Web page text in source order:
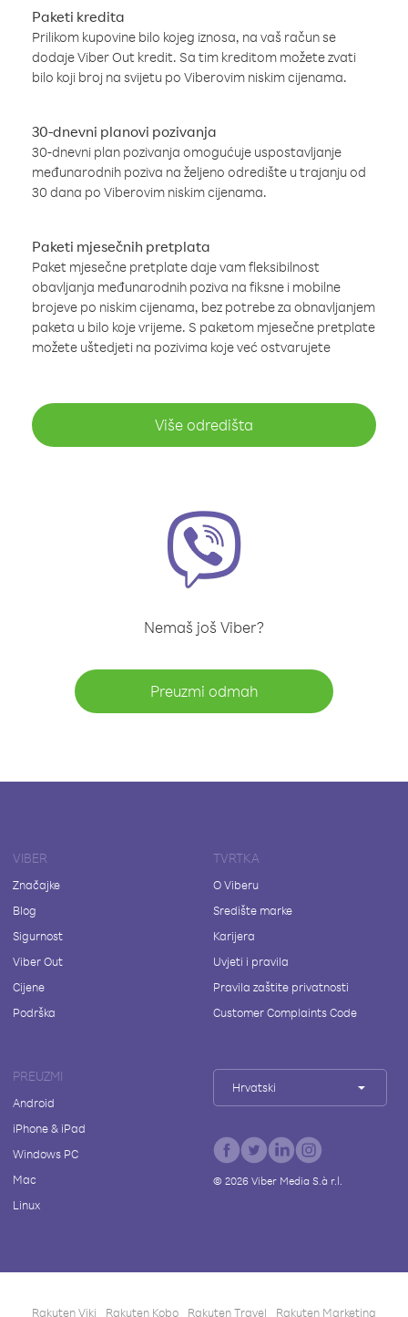
Paketi kredita
Prilikom kupovine bilo kojeg iznosa, na vaš račun se
dodaje Viber Out kredit. Sa tim kreditom možete zvati
bilo koji broj na svijetu po Viberovim niskim cijenama.
30-dnevni planovi pozivanja
30-dnevni plan pozivanja omogućuje uspostavljanje
međunarodnih poziva na željeno odredište u trajanju od
30 dana po Viberovim niskim cijenama.
Paketi mjesečnih pretplata
Paket mjesečne pretplate daje vam fleksibilnost
obavljanja međunarodnih poziva na fiksne i mobilne
brojeve po niskim cijenama, bez potrebe za obnavljanjem
paketa u bilo koje vrijeme. S paketom mjesečne pretplate
možete uštedjeti na pozivima koje već ostvarujete
Više odredišta
Nemaš još Viber?
Preuzmi odmah
VIBER
Značajke
Blog
Sigurnost
Viber Out
Cijene
Podrška
TVRTKA
O Viberu
Središte marke
Karijera
Uvjeti i pravila
Pravila zaštite privatnosti
Customer Complaints Code
PREUZMI
Android
iPhone & iPad
Windows PC
Mac
Linux
Hrvatski
© 2026Viber Media S.à r.l.
Rakuten Viki Rakuten Kobo Rakuten Travel Rakuten Marketing